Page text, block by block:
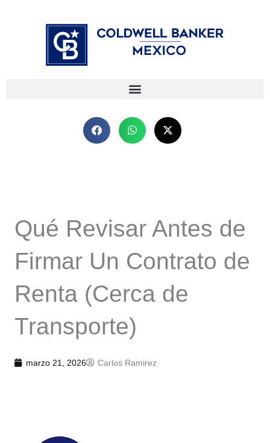
Qué Revisar Antes de
Firmar Un Contrato de
Renta (Cerca de
Transporte)
marzo 21, 2026 Carlos Ramirez